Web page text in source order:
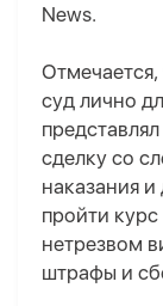
News.
Отмечается,
суд лично
сделку со
наказания
пройти
нетрезвом
штрафы и